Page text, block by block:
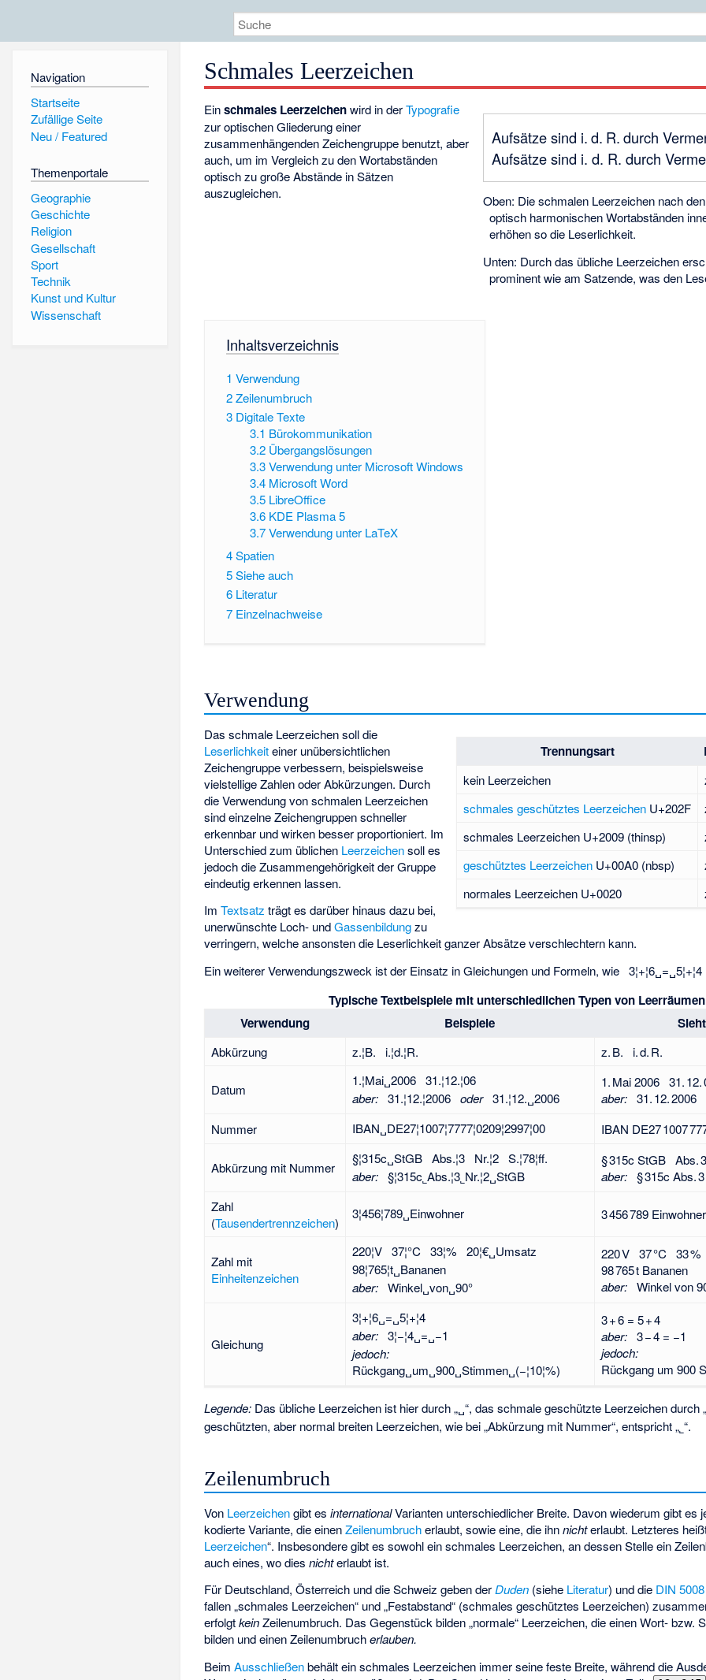
Navigation
Startseite
Zufällige Seite
Neu / Featured
Themenportale
Geographie
Geschichte
Religion
Gesellschaft
Sport
Technik
Kunst und Kultur
Wissenschaft
Schmales Leerzeichen
Aufsätze sind i. d. R. durch
Aufsätze sind i. d. R. durch
Oben: Die schmalen Leerzeichen nach
optisch harmonischen Wortabständen
erhöhen so die Leserlichkeit.
Unten: Durch das übliche Leerzeichen
prominent wie am Satzende, was den
Einschmales Leerzeichenwird in derTypografie
zur optischen Gliederung einer
zusammenhängenden Zeichengruppe benutzt, aber
auch, um im Vergleich zu den Wortabständen
optisch zu große Abstände in Sätzen
auszugleichen.
Inhaltsverzeichnis
1 Verwendung
2Zeilenumbruch
3 Digitale Texte
3.1 Bürokommunikation
3.2 Übergangslösungen
3.3 Verwendung unter Microsoft Windows
3.4 Microsoft Word
3.5 LibreOffice
3.6 KDE Plasma 5
3.7 Verwendung unter LaTeX
4Spatien
5Siehe auch
6 Literatur
7 Einzelnachweise
Verwendung
Trennungsart
kein Leerzeichen
schmales geschütztes LeerzeichenU+202F
schmales Leerzeichen U+2009 (thinsp)
geschütztes LeerzeichenU+00A0 (nbsp)
normales Leerzeichen U+0020
Das schmale Leerzeichen soll die
Leserlichkeiteiner unübersichtlichen
Zeichengruppe verbessern, beispielsweise
vielstellige Zahlen oder Abkürzungen. Durch
die Verwendung von schmalen Leerzeichen
sind einzelne Zeichengruppen schneller
erkennbar und wirken besser proportioniert. Im
Unterschied zum üblichen Leerzeichensoll es
jedoch die Zusammengehörigkeit der Gruppe
eindeutig erkennen lassen.
ImTextsatz trägt es darüber hinaus dazu bei,
unerwünschte Loch- undGassenbildungzu
verringern, welche ansonsten die Leserlichkeit ganzer Absätze verschlechtern kann.
Ein weiterer Verwendungszweck ist der Einsatz in Gleichungen und Formeln, wie 3¦+¦6␣=␣5¦+¦4
Typische Textbeispiele mit unterschiedlichen Typen von Leerräumen
Verwendung
Beispiele
Abkürzung z.¦B. i.¦d.¦R. z. B. i. d. R.
Datum
1.¦Mai␣2006 31.¦12.¦06
aber:31.¦12.¦2006 oder31.¦12.␣2006
1. Mai 2006 31. 12.
aber:31. 12. 2006
Nummer
IBAN␣DE27¦1007¦7777¦0209¦2997¦00 IBAN DE27 1007
Abkürzung mit Nummer
§¦315c␣StGB Abs.¦3 Nr.¦2 S.¦78¦ff.
aber:§¦315c˾ Abs.¦3˾ Nr.¦2␣StGB
§ 315c StGB Abs.
aber:§ 315c Abs. 3
Zahl
(Tausendertrennzeichen)
3¦456¦789␣Einwohner 3 456 789 Einwohner
Zahl mit
Einheitenzeichen
220¦V 37¦°C 33¦% 20¦€␣Umsatz
98¦765¦t␣Bananen
aber:Winkel␣von␣90°
220 V 37 °C 33
98 765 t Bananen
aber:Winkel von
Gleichung
3¦+¦6␣=␣5¦+¦4
aber:3¦−¦4␣=␣−1
jedoch:
Rückgang␣um␣900␣Stimmen␣(−¦10¦%)
3 + 6 = 5 + 4
aber:3 − 4 = −1
jedoch:
Rückgang um 900
Legende: Das übliche Leerzeichen ist hier durch „␣“, das schmale geschützte Leerzeichen durch
geschützten, aber normal breiten Leerzeichen, wie bei „Abkürzung mit Nummer“, entspricht „ ˾“.
Zeilenumbruch
Von Leerzeichengibt esinternationalVarianten unterschiedlicher Breite. Davon wiederum gibt es
kodierte Variante, die einenZeilenumbrucherlaubt, sowie eine, die ihnnichterlaubt. Letzteres
Leerzeichen“. Insbesondere gibt es sowohl ein schmales Leerzeichen, an dessen Stelle ein
auch eines, wo diesnichterlaubt ist.
Für Deutschland, Österreich und die Schweiz geben derDuden (siehe Literatur) und die DIN 5008
fallen „schmales Leerzeichen“ und „Festabstand“ (schmales geschütztes Leerzeichen)
erfolgtkeinZeilenumbruch. Das Gegenstück bilden „normale“ Leerzeichen, die einen Wort- bzw.
bilden und einen Zeilenumbrucherlauben.
BeimAusschließenbehält ein schmales Leerzeichen immer seine feste Breite, während die